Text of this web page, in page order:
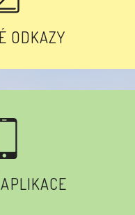
ODKAZY